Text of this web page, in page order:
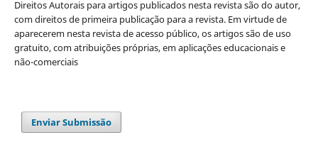
Direitos Autorais para artigos publicados nesta revista são do autor,
com direitos de primeira publicação para a revista. Em virtude de
aparecerem nesta revista de acesso público, os artigos são de uso
gratuito, com atribuições próprias, em aplicações educacionais e
não-comerciais
Enviar Submissão